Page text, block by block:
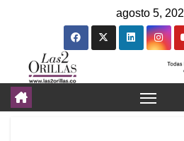
agosto 5,